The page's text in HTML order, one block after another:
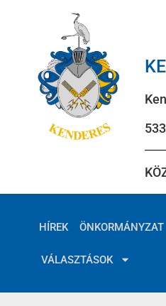
HÍREK ÖNKORMÁNYZAT
VÁLASZTÁSOK